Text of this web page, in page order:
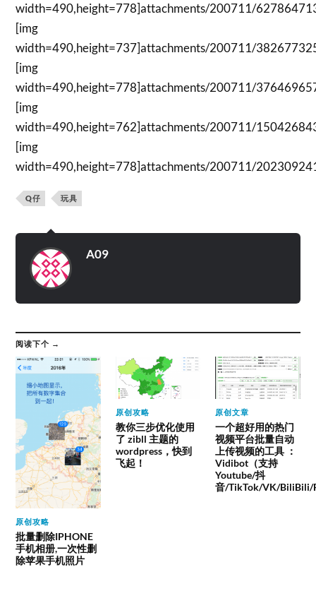
width=490,height=778]attachments/200711/
[img
width=490,height=737]attachments/200711/
[img
width=490,height=778]attachments/200711/
[img
width=490,height=762]attachments/200711/
[img
width=490,height=778]attachments/200711/
Q仔 玩具
A09
阅读下个 →
原创攻略
批量删除IPHONE
手机相册,一次性删
除苹果手机照片
原创攻略
教你三步优化使用
了 zibll 主题的
wordpress，快到
飞起！
原创文章
一个超好用的热门
视频平台批量自动
上传视频的工具 ：
Vidibot（支持
Youtube/抖
音/TikTok/VK/BiliBili/